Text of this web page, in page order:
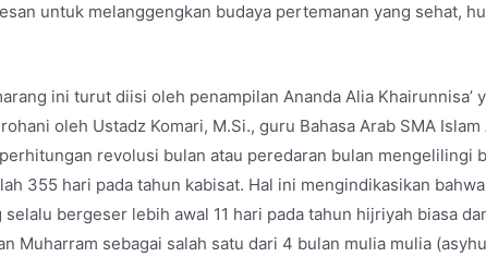
untuk melanggengkan budaya pertemanan yang sehat,
ini turut diisi oleh penampilan Ananda Alia Khairunnisa’
oleh Ustadz Komari, M.Si., guru Bahasa Arab SMA
revolusi bulan atau peredaran bulan mengelilingi
355 hari pada tahun kabisat. Hal ini mengindikasikan
bergeser lebih awal 11 hari pada tahun hijriyah biasa
Muharram sebagai salah satu dari 4 bulan mulia mulia